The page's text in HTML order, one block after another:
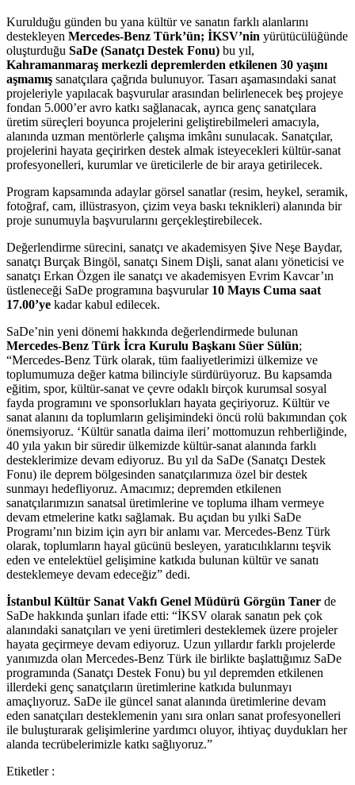
Kurulduğu günden bu yana kültür ve sanatın farklı alanlarını
destekleyen Mercedes-Benz Türk’ün; İKSV’nin yürütücülüğünde
oluşturduğu SaDe (Sanatçı Destek Fonu) bu yıl,
Kahramanmaraş merkezli depremlerden etkilenen 30 yaşını
aşmamış sanatçılara çağrıda bulunuyor. Tasarı aşamasındaki sanat
projeleriyle yapılacak başvurular arasından belirlenecek beş projeye
fondan 5.000’er avro katkı sağlanacak, ayrıca genç sanatçılara
üretim süreçleri boyunca projelerini geliştirebilmeleri amacıyla,
alanında uzman mentörlerle çalışma imkânı sunulacak. Sanatçılar,
projelerini hayata geçirirken destek almak isteyecekleri kültür-sanat
profesyonelleri, kurumlar ve üreticilerle de bir araya getirilecek.
Program kapsamında adaylar görsel sanatlar (resim, heykel, seramik,
fotoğraf, cam, illüstrasyon, çizim veya baskı teknikleri) alanında bir
proje sunumuyla başvurularını gerçekleştirebilecek.
Değerlendirme sürecini, sanatçı ve akademisyen Şive Neşe Baydar,
sanatçı Burçak Bingöl, sanatçı Sinem Dişli, sanat alanı yöneticisi ve
sanatçı Erkan Özgen ile sanatçı ve akademisyen Evrim Kavcar’ın
üstleneceği SaDe programına başvurular 10 Mayıs Cuma saat
17.00’ye kadar kabul edilecek.
SaDe’nin yeni dönemi hakkında değerlendirmede bulunan
Mercedes-Benz Türk İcra Kurulu Başkanı Süer Sülün;
“Mercedes-Benz Türk olarak, tüm faaliyetlerimizi ülkemize ve
toplumumuza değer katma bilinciyle sürdürüyoruz. Bu kapsamda
eğitim, spor, kültür-sanat ve çevre odaklı birçok kurumsal sosyal
fayda programını ve sponsorlukları hayata geçiriyoruz. Kültür ve
sanat alanını da toplumların gelişimindeki öncü rolü bakımından çok
önemsiyoruz. ‘Kültür sanatla daima ileri’ mottomuzun rehberliğinde,
40 yıla yakın bir süredir ülkemizde kültür-sanat alanında farklı
desteklerimize devam ediyoruz. Bu yıl da SaDe (Sanatçı Destek
Fonu) ile deprem bölgesinden sanatçılarımıza özel bir destek
sunmayı hedefliyoruz. Amacımız; depremden etkilenen
sanatçılarımızın sanatsal üretimlerine ve topluma ilham vermeye
devam etmelerine katkı sağlamak. Bu açıdan bu yılki SaDe
Programı’nın bizim için ayrı bir anlamı var. Mercedes-Benz Türk
olarak, toplumların hayal gücünü besleyen, yaratıcılıklarını teşvik
eden ve entelektüel gelişimine katkıda bulunan kültür ve sanatı
desteklemeye devam edeceğiz” dedi.
İstanbul Kültür Sanat Vakfı Genel Müdürü Görgün Taner de
SaDe hakkında şunları ifade etti: “İKSV olarak sanatın pek çok
alanındaki sanatçıları ve yeni üretimleri desteklemek üzere projeler
hayata geçirmeye devam ediyoruz. Uzun yıllardır farklı projelerde
yanımızda olan Mercedes-Benz Türk ile birlikte başlattığımız SaDe
programında (Sanatçı Destek Fonu) bu yıl depremden etkilenen
illerdeki genç sanatçıların üretimlerine katkıda bulunmayı
amaçlıyoruz. SaDe ile güncel sanat alanında üretimlerine devam
eden sanatçıları desteklemenin yanı sıra onları sanat profesyonelleri
ile buluşturarak gelişimlerine yardımcı oluyor, ihtiyaç duydukları her
alanda tecrübelerimizle katkı sağlıyoruz.”
Etiketler :